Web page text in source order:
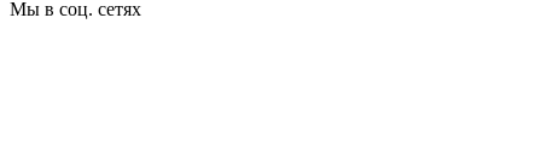
Мы в соц. сетях